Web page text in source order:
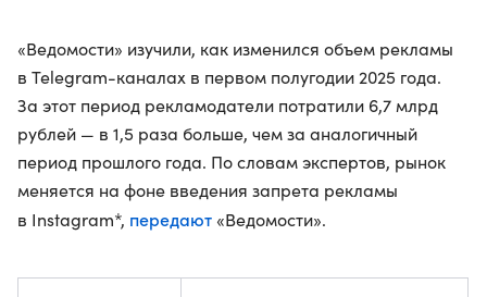
«Ведомости» изучили, как изменился объем рекламы
в Telegram-каналах в первом полугодии 2025 года.
За этот период рекламодатели потратили 6,7 млрд
рублей — в 1,5 раза больше, чем за аналогичный
период прошлого года. По словам экспертов, рынок
меняется на фоне введения запрета рекламы
в Instagram*, передают «Ведомости».